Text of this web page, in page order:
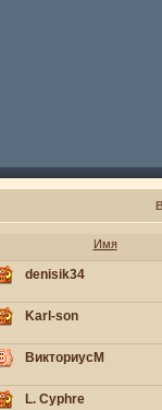
Имя
denisik34
Karl-son
ВикториусМ
L. Cyphre